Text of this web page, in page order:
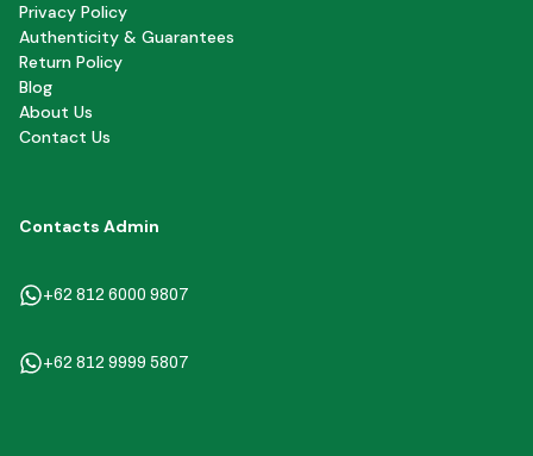
Privacy Policy
Authenticity & Guarantees
Return Policy
Blog
About Us
Contact Us
Contacts Admin
+62 812 6000 9807
+62 812 9999 5807